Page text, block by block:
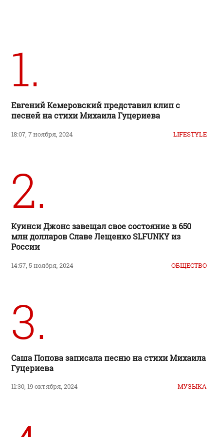
1.
Евгений Кемеровский представил клип с
песней на стихи Михаила Гуцериева
18:07, 7 ноября, 2024 LIFESTYLE
2.
Куинси Джонс завещал свое состояние в 650
млн долларов Славе Лещенко SLFUNKY из
России
14:57, 5 ноября, 2024 ОБЩЕСТВО
3.
Саша Попова записала песню на стихи Михаила
Гуцериева
11:30, 19 октября, 2024 МУЗЫКА